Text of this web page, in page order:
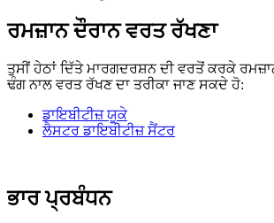
ਰਮਜ਼ਾਨ ਦੌਰਾਨ ਵਰਤ ਰੱਖਣਾ
ਤੁਸੀਂ ਹੇਠਾਂ ਦਿੱਤੇ ਮਾਰਗਦਰਸ਼ਨ ਦੀ ਵਰਤੋਂ ਕਰਕੇ
ਢੰਗ ਨਾਲ ਵਰਤ ਰੱਖਣ ਦਾ ਤਰੀਕਾ ਜਾਣ ਸਕਦੇ ਹੋ:
ਡਾਇਬੀਟੀਜ਼ ਯੂਕੇ
ਲੈਸਟਰ ਡਾਇਬੀਟੀਜ਼ ਸੈਂਟਰ
ਭਾਰ ਪ੍ਰਬੰਧਨ